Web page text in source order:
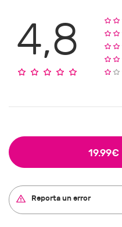
4,8
19.99€
Reporta un error